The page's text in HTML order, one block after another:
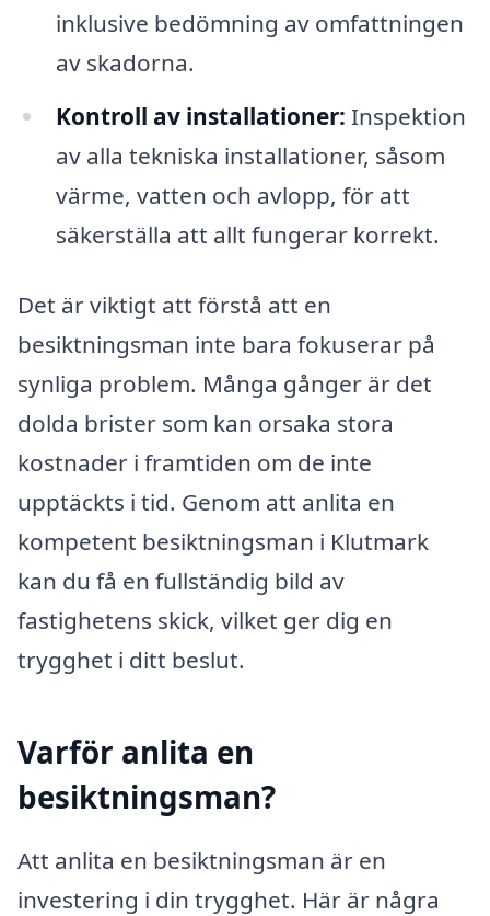
inklusive bedömning av omfattningen
av skadorna.
Kontroll av installationer: Inspektion
av alla tekniska installationer, såsom
värme, vatten och avlopp, för att
säkerställa att allt fungerar korrekt.
Det är viktigt att förstå att en
besiktningsman inte bara fokuserar på
synliga problem. Många gånger är det
dolda brister som kan orsaka stora
kostnader i framtiden om de inte
upptäckts i tid. Genom att anlita en
kompetent besiktningsman i Klutmark
kan du få en fullständig bild av
fastighetens skick, vilket ger dig en
trygghet i ditt beslut.
Varför anlita en
besiktningsman?
Att anlita en besiktningsman är en
investering i din trygghet. Här är några